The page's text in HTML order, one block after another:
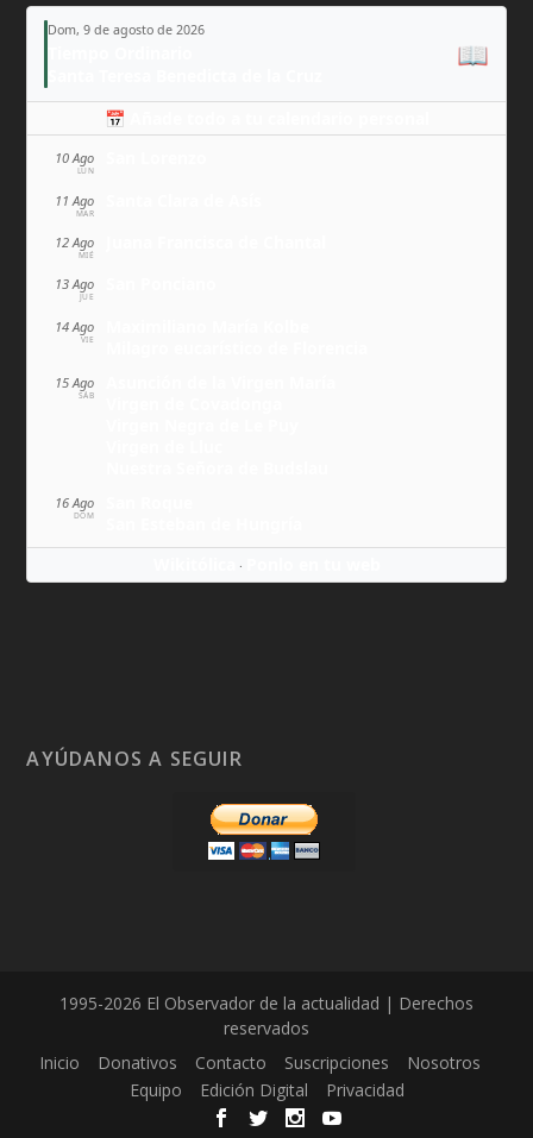
Dom, 9 de agosto de 2026
📖
📅 Añade todo a tu calendario personal
10 Ago
LUN
11 Ago
MAR
12 Ago
MIÉ
13 Ago
JUE
14 Ago
VIE
15 Ago
SÁB
16 Ago
DOM
·
AYÚDANOS A SEGUIR
1995-2026 El Observador de la actualidad | Derechos
reservados
Inicio
Donativos Contacto Suscripciones
Nosotros
Equipo
Edición Digital Privacidad